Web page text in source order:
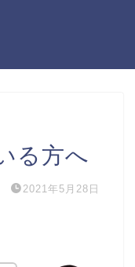
る方へ
2021年5月28日